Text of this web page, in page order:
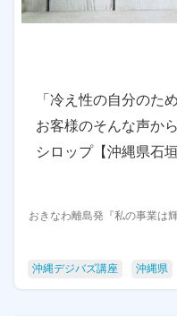
「冷え性の自分のた
お客様のそんな声か
シロップ【沖縄県石垣
おきなわ離島発『私の事業は輝
沖縄デジバズ講座 沖縄県